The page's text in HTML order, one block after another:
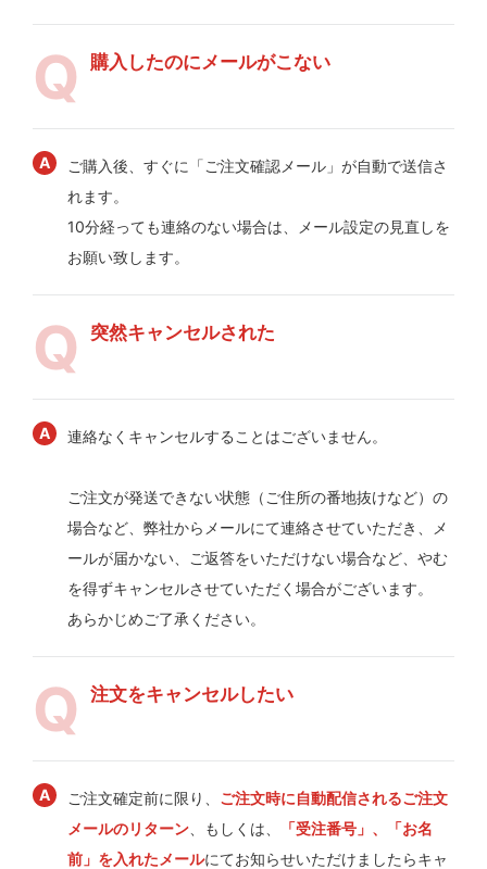
購入したのにメールがこない
ご購入後、すぐに「ご注文確認メール」が自動で送信さ
れます。
10分経っても連絡のない場合は、メール設定の見直しを
お願い致します。
突然キャンセルされた
連絡なくキャンセルすることはございません。
ご注文が発送できない状態（ご住所の番地抜けなど）の
場合など、弊社からメールにて連絡させていただき、メ
ールが届かない、ご返答をいただけない場合など、やむ
を得ずキャンセルさせていただく場合がございます。
あらかじめご了承ください。
注文をキャンセルしたい
ご注文確定前に限り、 ご注文時に自動配信されるご注文
メールのリターン 、もしくは、
「受注番号」、「お名
前」を入れたメールにてお知らせいただけましたらキャ